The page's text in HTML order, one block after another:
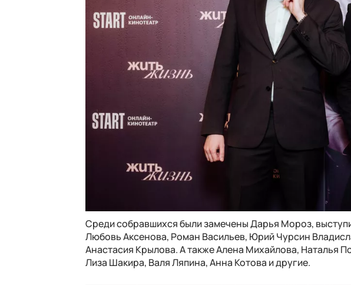
Среди собравшихся были замечены Дарья Мороз,
Любовь Аксенова, Роман Васильев, Юрий Чурсин
Анастасия Крылова. А также Алена Михайлова, Наталья
Лиза Шакира, Валя Ляпина, Анна Котова и другие.